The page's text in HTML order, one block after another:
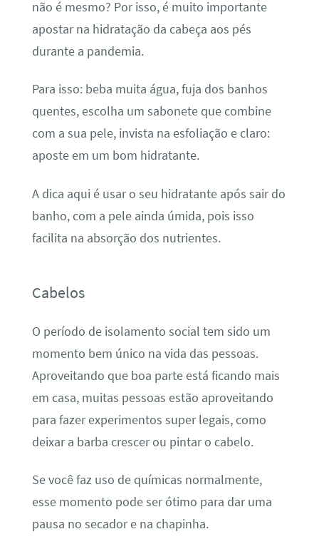
não é mesmo? Por isso, é muito importante
apostar na hidratação da cabeça aos pés
durante a pandemia.
Para isso: beba muita água, fuja dos banhos
quentes, escolha um sabonete que combine
com a sua pele, invista na esfoliação e claro:
aposte em um bom hidratante.
A dica aqui é usar o seu hidratante após sair do
banho, com a pele ainda úmida, pois isso
facilita na absorção dos nutrientes.
Cabelos
O período de isolamento social tem sido um
momento bem único na vida das pessoas.
Aproveitando que boa parte está ficando mais
em casa, muitas pessoas estão aproveitando
para fazer experimentos super legais, como
deixar a barba crescer ou pintar o cabelo.
Se você faz uso de químicas normalmente,
esse momento pode ser ótimo para dar uma
pausa no secador e na chapinha.